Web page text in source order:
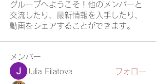
グループへようこそ！他のメンバーと
交流したり、最新情報を入手したり、
動画をシェアすることができます。
メンバー
Julia Filatova
フォロー